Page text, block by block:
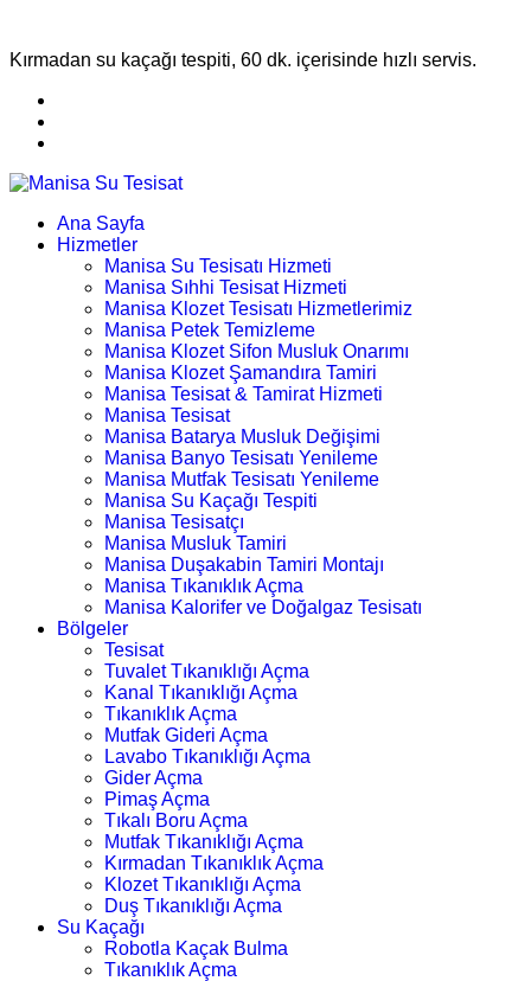
Kırmadan su kaçağı tespiti, 60 dk. içerisinde hızlı servis.
Ana Sayfa
Hizmetler
Manisa Su Tesisatı Hizmeti
Manisa Sıhhi Tesisat Hizmeti
Manisa Klozet Tesisatı Hizmetlerimiz
Manisa Petek Temizleme
Manisa Klozet Sifon Musluk Onarımı
Manisa Klozet Şamandıra Tamiri
Manisa Tesisat & Tamirat Hizmeti
Manisa Tesisat
Manisa Batarya Musluk Değişimi
Manisa Banyo Tesisatı Yenileme
Manisa Mutfak Tesisatı Yenileme
Manisa Su Kaçağı Tespiti
Manisa Tesisatçı
Manisa Musluk Tamiri
Manisa Duşakabin Tamiri Montajı
Manisa Tıkanıklık Açma
Manisa Kalorifer ve Doğalgaz Tesisatı
Bölgeler
Tesisat
Tuvalet Tıkanıklığı Açma
Kanal Tıkanıklığı Açma
Tıkanıklık Açma
Mutfak Gideri Açma
Lavabo Tıkanıklığı Açma
Gider Açma
Pimaş Açma
Tıkalı Boru Açma
Mutfak Tıkanıklığı Açma
Kırmadan Tıkanıklık Açma
Klozet Tıkanıklığı Açma
Duş Tıkanıklığı Açma
Su Kaçağı
Robotla Kaçak Bulma
Tıkanıklık Açma